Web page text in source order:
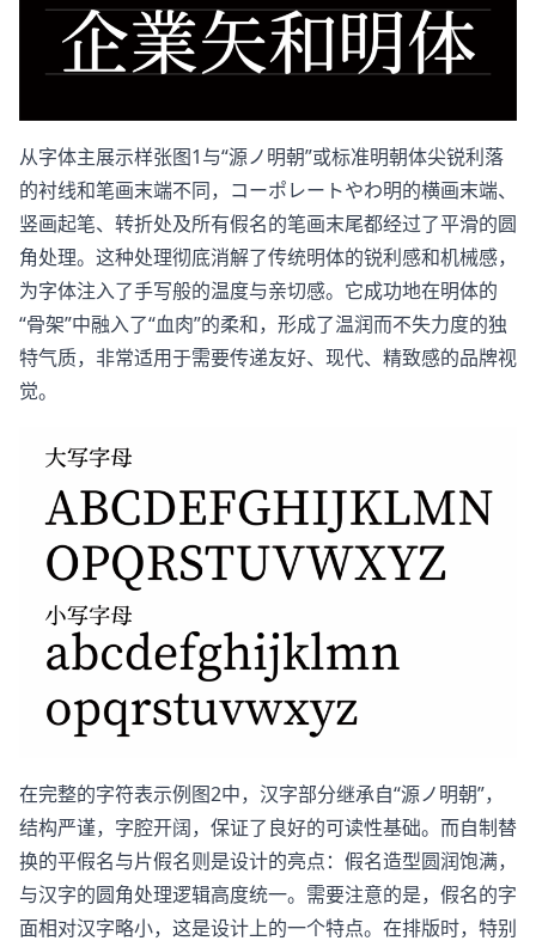
从字体主展示样张图1与“源ノ明朝”或标准明朝体尖锐利落
的衬线和笔画末端不同，コーポレートやわ明的横画末端、
竖画起笔、转折处及所有假名的笔画末尾都经过了平滑的圆
角处理。这种处理彻底消解了传统明体的锐利感和机械感，
为字体注入了手写般的温度与亲切感。它成功地在明体的
“骨架”中融入了“血肉”的柔和，形成了温润而不失力度的独
特气质，非常适用于需要传递友好、现代、精致感的品牌视
觉。
在完整的字符表示例图2中，汉字部分继承自“源ノ明朝”，
结构严谨，字腔开阔，保证了良好的可读性基础。而自制替
换的平假名与片假名则是设计的亮点：假名造型圆润饱满，
与汉字的圆角处理逻辑高度统一。需要注意的是，假名的字
面相对汉字略小，这是设计上的一个特点。在排版时，特别